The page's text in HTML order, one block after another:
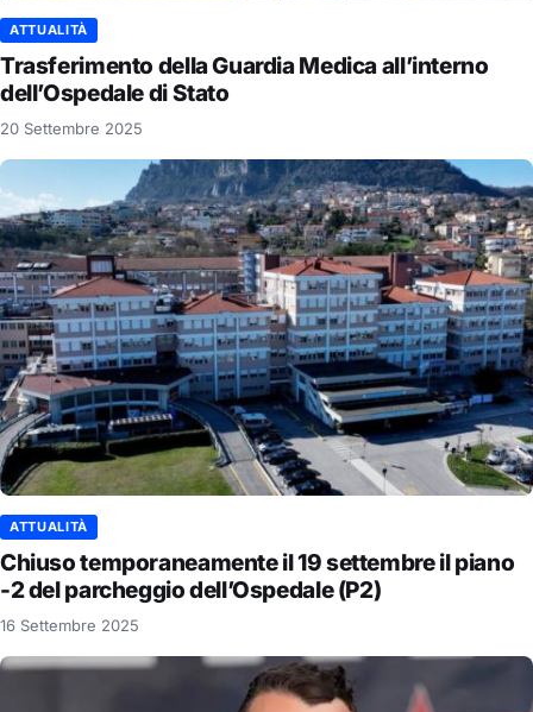
ATTUALITÀ
Trasferimento della Guardia Medica all’interno
dell’Ospedale di Stato
20 Settembre 2025
ATTUALITÀ
Chiuso temporaneamente il 19 settembre il piano
-2 del parcheggio dell’Ospedale (P2)
16 Settembre 2025